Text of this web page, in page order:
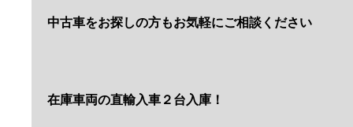
中古車をお探しの方もお気軽にご相談ください
在庫車両の直輸入車２台 入庫！